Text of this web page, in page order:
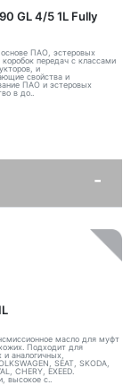
GL 4/5 1L Fully
основе ПАО, эстеровых
передач с классами
и
свойства и
ПАО и эстеровых
в до..
масло для муфт
Подходит для
аналогичных,
SEAT, SKODA,
CHERY, EXEED.
высокое с..